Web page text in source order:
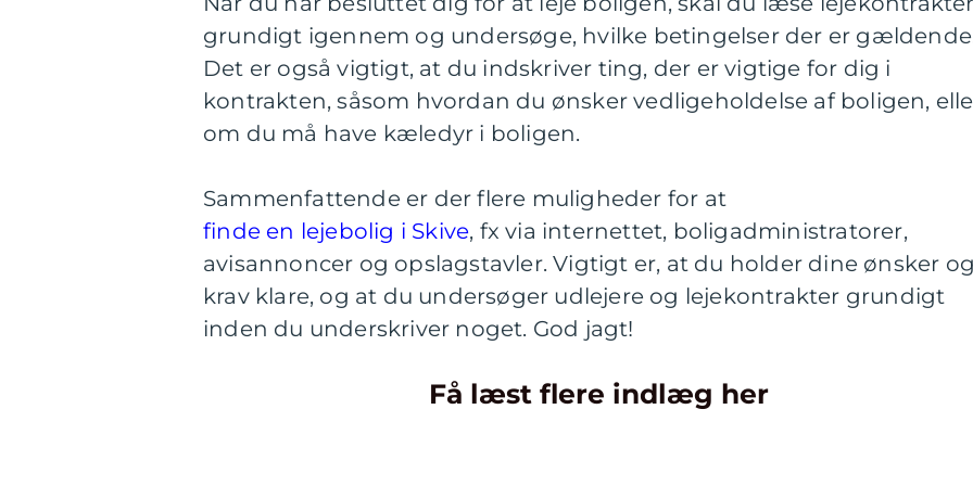
grundigt igennem og undersøge, hvilke betingelser der er
Det er også vigtigt, at du indskriver ting, der er vigtige for dig i
kontrakten, såsom hvordan du ønsker vedligeholdelse af boligen,
om du må have kæledyr i boligen.
Sammenfattende er der flere muligheder for at
finde en lejebolig i Skive, fx via internettet, boligadministratorer,
avisannoncer og opslagstavler. Vigtigt er, at du holder dine ønsker og
krav klare, og at du undersøger udlejere og lejekontrakter grundigt
inden du underskriver noget. God jagt!
Få læst flere indlæg her